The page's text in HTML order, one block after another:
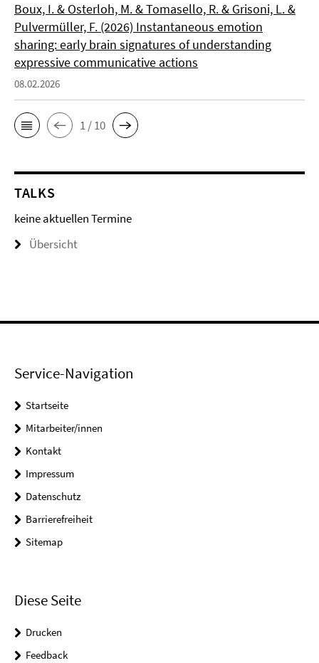
Boux, I. & Osterloh, M. & Tomasello, R. & Grisoni, L. &
Pulvermüller, F. (2026) Instantaneous emotion
sharing: early brain signatures of understanding
expressive communicative actions
08.02.2026
1 / 10
TALKS
keine aktuellen Termine
Übersicht
Service-Navigation
Startseite
Mitarbeiter/innen
Kontakt
Impressum
Datenschutz
Barrierefreiheit
Sitemap
Diese Seite
Drucken
Feedback